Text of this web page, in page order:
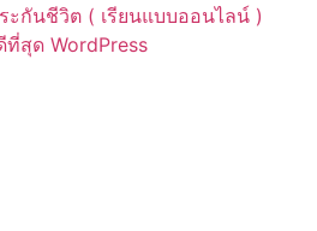
กันชีวิต ( เรียนแบบออนไลน์ )
ที่สุด WordPress